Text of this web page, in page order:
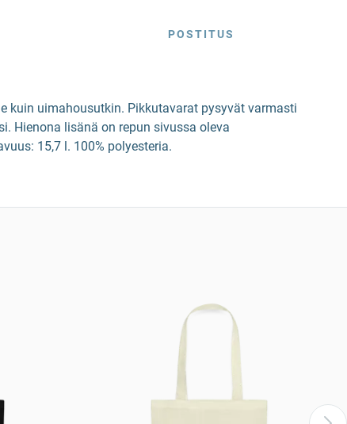
POSTITUS
kuin uimahousutkin. Pikkutavarat pysyvät varmasti
Hienona lisänä on repun sivussa oleva
15,7 l. 100% polyesteria.